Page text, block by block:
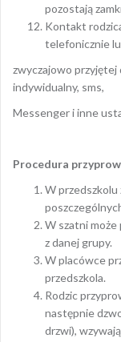
pozostają
Kontakt
telefonicznie
zwyczajowo przyjętej
indywidualny, sms,
Messenger i inne
Procedura
W przedszkolu
W szatni
z danej grupy.
W placówce
przedszkola.
Rodzic
następnie
drzwi),